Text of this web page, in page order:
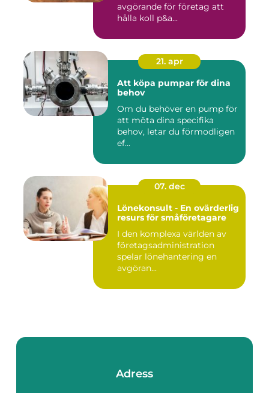
avgörande för företag att
hålla koll p&a...
21. apr
Att köpa pumpar för dina
behov
Om du behöver en pump för
att möta dina specifika
behov, letar du förmodligen
ef...
07. dec
Lönekonsult - En ovärderlig
resurs för småföretagare
I den komplexa världen av
företagsadministration
spelar lönehantering en
avgöran...
Adress